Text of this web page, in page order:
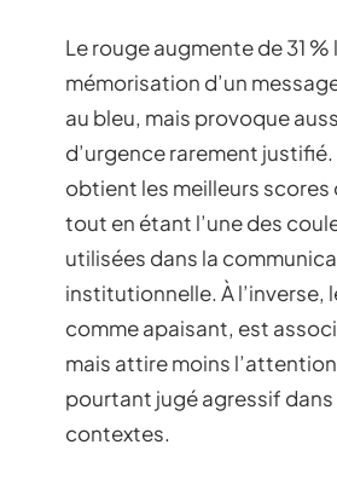
Le rouge augmente de 31 %
mémorisation d’un
au bleu, mais provoque
d’urgence rarement justifié.
obtient les meilleurs
tout en étant l’une des
utilisées dans la
institutionnelle. À l’inverse,
comme apaisant, est
mais attire moins
pourtant jugé agressif
contextes.